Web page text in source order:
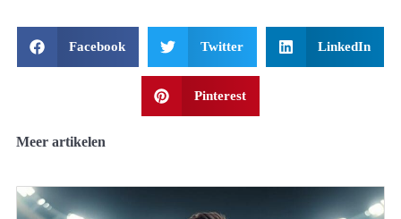
Facebook Twitter LinkedIn
Pinterest
Meer artikelen